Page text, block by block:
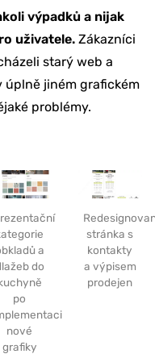
výpadků a nijak
uživatele. Zákazníci
starý web a
úplně jiném grafickém
problémy.
a
do
po
nové
grafiky
stránka s
kontakty
a výpisem
prodejen